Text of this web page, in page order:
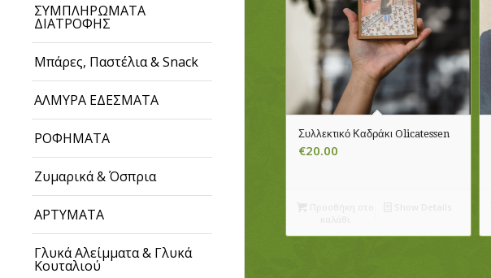
ΣΥΜΠΛΗΡΩΜΑΤΑ
ΔΙΑΤΡΟΦΗΣ
Μπάρες, Παστέλια & Snack
ΑΛΜΥΡΑ ΕΔΕΣΜΑΤΑ
ΡΟΦΗΜΑΤΑ
Ζυμαρικά & Όσπρια
ΑΡΤΥΜΑΤΑ
Γλυκά Αλείμματα & Γλυκά
Κουταλιού
Συλλεκτικό Καδράκι Olicatessen
€20.00